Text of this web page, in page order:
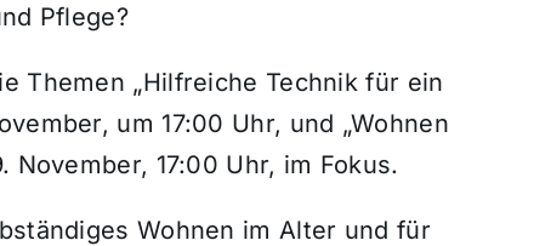
Pflege?
Themen „Hilfreiche Technik für ein
um 17:00 Uhr, und „Wohnen
November, 17:00 Uhr, im Fokus.
Wohnen im Alter und für